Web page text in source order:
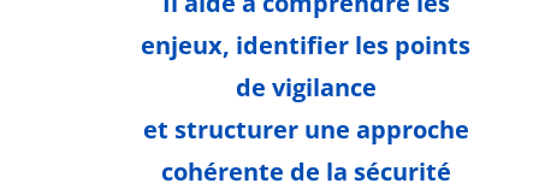
enjeux, identifier les points
de vigilance
et structurer une approche
cohérente de la sécurité